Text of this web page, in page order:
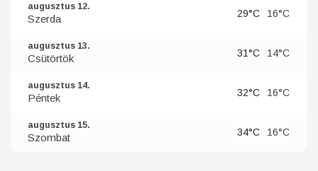
augusztus 12.
Szerda 29°C 16°C
augusztus 13.
Csütörtök 31°C 14°C
augusztus 14.
Péntek 32°C 16°C
augusztus 15.
Szombat 34°C 16°C